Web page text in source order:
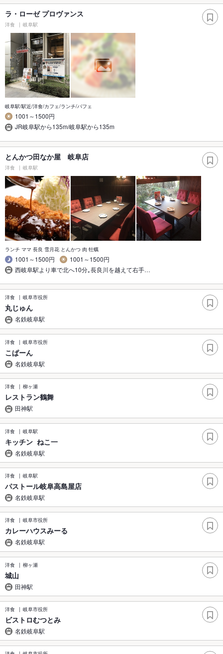
ラ・ローゼ プロヴァンス
洋食 岐阜駅
岐阜駅/駅近/洋食/カフェ/ランチ/パフェ
1001～1500円
JR岐阜駅から135m/岐阜駅から135m
とんかつ田なか屋 岐阜店
洋食 岐阜駅
ランチ ママ 長良 雪月花 とんかつ 肉 牡蠣
1001～1500円
1001～1500円
西岐阜駅より車で北へ10分｡長良川を越えて右手…
洋食 岐阜市役所
丸じゅん
名鉄岐阜駅
洋食 岐阜市役所
こぱーん
名鉄岐阜駅
洋食 柳ヶ瀬
レストラン鶴舞
田神駅
洋食 岐阜駅
キッチン ねこ一
名鉄岐阜駅
洋食 岐阜駅
パストール岐阜高島屋店
名鉄岐阜駅
洋食 岐阜市役所
カレーハウスみーる
名鉄岐阜駅
洋食 柳ヶ瀬
城山
田神駅
洋食 岐阜市役所
ビストロむつとみ
名鉄岐阜駅